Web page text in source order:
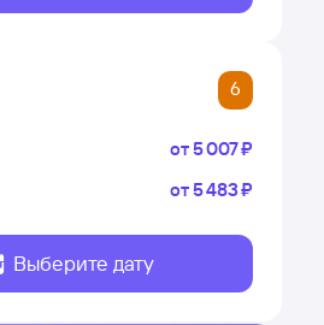
6
от5 ⁠007 ⁠₽
от5 ⁠483 ⁠₽
Выберите дату